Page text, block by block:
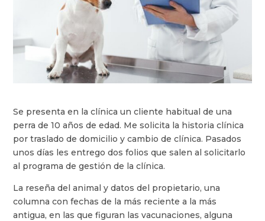
Se presenta en la clínica un cliente habitual de una
perra de 10 años de edad. Me solicita la historia clínica
por traslado de domicilio y cambio de clínica. Pasados
unos días les entrego dos folios que salen al solicitarlo
al programa de gestión de la clínica.
La reseña del animal y datos del propietario, una
columna con fechas de la más reciente a la más
antigua, en las que figuran las vacunaciones, alguna